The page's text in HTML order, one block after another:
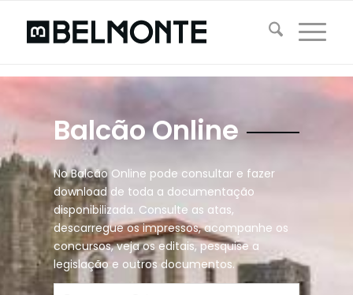
Balcão Online
No Balcão Online pode consultar e fazer
download de toda a documentação
disponibilizada. Consulte as atas,
descarregue os impressos, acompanhe os
concursos, veja os editais, pesquise a
legislação e outros documentos.